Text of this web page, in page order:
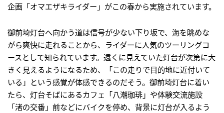
企画「オマエザキライダー」がこの春から実施されています。
御前埼灯台へ向かう道は信号が少ない下り坂で、海を眺めな
がら爽快に走れることから、ライダーに人気のツーリングコ
ースとして知られています。遠くに見えていた灯台が次第に大
きく見えるようになるため、「この走りで目的地に近付いて
いる」という感覚が体感できるのだそう。御前埼灯台に着い
たら、灯台そばにあるカフェ「八潮珈琲」や体験交流施設
「渚の交番」前などにバイクを停め、背景に灯台が入るよう